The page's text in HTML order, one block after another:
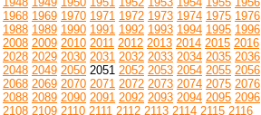
1968 1969 1970 1971 1972 1973 1974 1975 1976
1988 1989 1990 1991 1992 1993 1994 1995 1996
2008 2009 2010 2011 2012 2013 2014 2015 2016
2028 2029 2030 2031 2032 2033 2034 2035 2036
2048 2049 2050 2051 2052 2053 2054 2055 2056
2068 2069 2070 2071 2072 2073 2074 2075 2076
2088 2089 2090 2091 2092 2093 2094 2095 2096
2108 2109 2110 2111 2112 2113 2114 2115 2116